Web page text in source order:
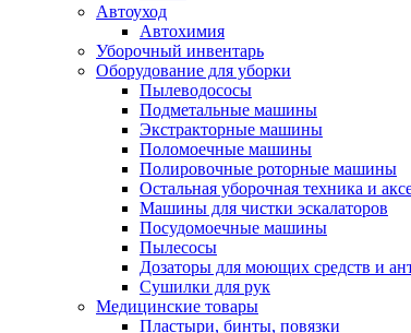
Автоуход
Автохимия
Уборочный инвентарь
Оборудование для уборки
Пылеводососы
Подметальные машины
Экстракторные машины
Поломоечные машины
Полировочные роторные машины
Остальная уборочная техника и
Машины для чистки эскалаторов
Посудомоечные машины
Пылесосы
Дозаторы для моющих средств и
Сушилки для рук
Медицинские товары
Пластыри, бинты, повязки